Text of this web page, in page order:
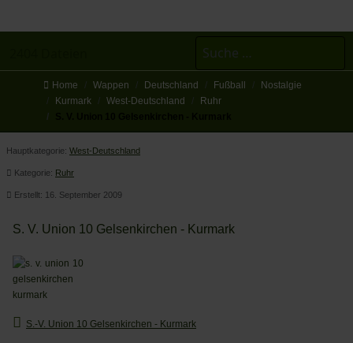
Home Wappen Deutschland Fußball
Nostalgie
Kurmark
West-Deutschland
Ruhr
Hauptkategorie: West-Deutschland
Kategorie: Ruhr
Erstellt: 16. September 2009
S. V. Union 10 Gelsenkirchen - Kurmark
S.-V. Union 10 Gelsenkirchen - Kurmark